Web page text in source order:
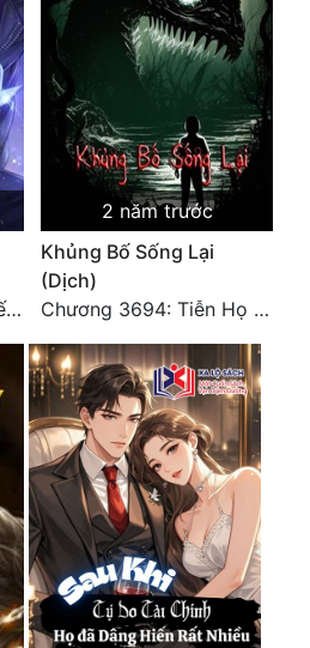
Chương 4868 - Phổ biến Hạ Quốc tệ!
2 năm trước
Khủng Bố Sống Lại
(Dịch)
Chương 3694: Tiễn Họ Đoạn Đường Cuối - Hoàn